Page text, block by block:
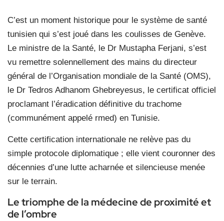
C’est un moment historique pour le système de santé
tunisien qui s’est joué dans les coulisses de Genève.
Le ministre de la Santé, le Dr Mustapha Ferjani, s’est
vu remettre solennellement des mains du directeur
général de l’Organisation mondiale de la Santé (OMS),
le Dr Tedros Adhanom Ghebreyesus, le certificat officiel
proclamant l’éradication définitive du trachome
(communément appelé rmed) en Tunisie.
Cette certification internationale ne relève pas du
simple protocole diplomatique ; elle vient couronner des
décennies d’une lutte acharnée et silencieuse menée
sur le terrain.
Le triomphe de la médecine de proximité et
de l’ombre